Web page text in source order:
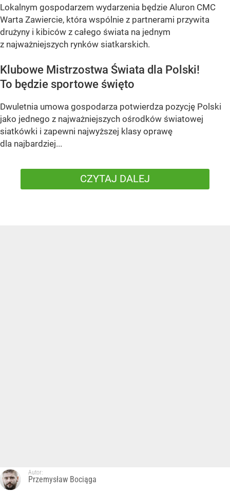
Lokalnym gospodarzem wydarzenia będzie Aluron CMC
Warta Zawiercie, która wspólnie z partnerami przywita
drużyny i kibiców z całego świata na jednym
z najważniejszych rynków siatkarskich.
Klubowe Mistrzostwa Świata dla Polski!
To będzie sportowe święto
Dwuletnia umowa gospodarza potwierdza pozycję Polski
jako jednego z najważniejszych ośrodków światowej
siatkówki i zapewni najwyższej klasy oprawę
dla najbardziej...
CZYTAJ DALEJ
Autor:
Przemysław Bociąga